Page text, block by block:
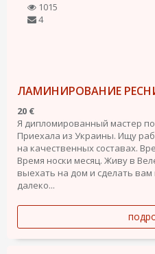
1015
4
ЛАМИНИРОВАНИЕ
20 €
Я дипломированный мастер
Приехала из Украины. Ищу
на качественных составах.
Время носки месяц. Живу в
выехать на дом и сделать вам
далеко...